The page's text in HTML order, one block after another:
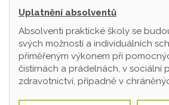
Uplatnění absolventů
Absolventi praktické školy se
svých možností a individuálních
přiměřeným výkonem při
čistírnách a prádelnách, v sociální
zdravotnictví, případně v